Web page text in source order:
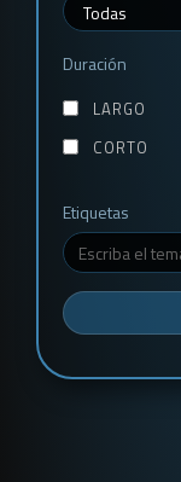
Duración
LARGO
CORTO
Etiquetas